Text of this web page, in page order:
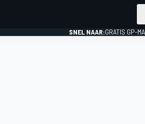
SNEL NAAR:GRATIS GP-